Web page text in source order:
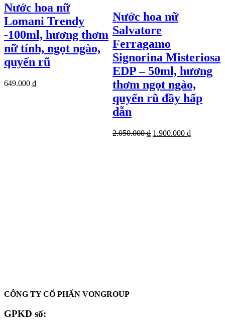
Nước hoa nữ
Lomani Trendy
-100ml, hương thơm
nữ tính, ngọt ngào,
quyến rũ
649.000 ₫
Nước hoa nữ
Salvatore
Ferragamo
Signorina Misteriosa
EDP – 50ml, hương
thơm ngọt ngào,
quyến rũ đầy hấp
dẫn
2.050.000₫ Giá
1.900.000 ₫Giá
CÔNG TY CỔ PHẨN VONGROUP
GPKD số: